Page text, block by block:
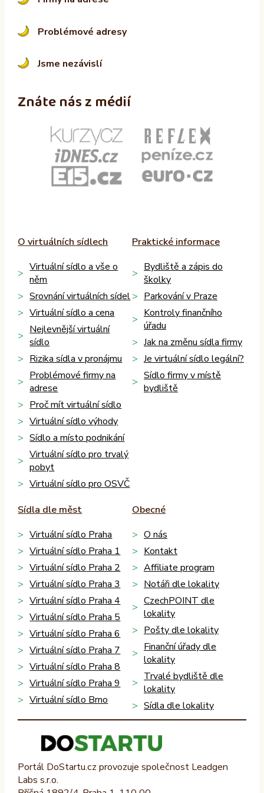
Problémové adresy
Jsme nezávislí
Znáte nás z médií
O virtuálních sídlech
Virtuální sídlo a vše o
něm
Srovnání virtuálních sídel
Virtuální sídlo a cena
Nejlevnější virtuální
sídlo
Rizika sídla v pronájmu
Problémové firmy na
adrese
Proč mít virtuální sídlo
Virtuální sídlo výhody
Sídlo a místo podnikání
Virtuální sídlo pro trvalý
pobyt
Virtuální sídlo pro OSVČ
Praktické informace
Bydliště a zápis do
školky
Parkování v Praze
Kontroly finančního
úřadu
Jak na změnu sídla firmy
Je virtuální sídlo legální?
Sídlo firmy v místě
bydliště
Sídla dle měst
Virtuální sídlo Praha
Virtuální sídlo Praha 1
Virtuální sídlo Praha 2
Virtuální sídlo Praha 3
Virtuální sídlo Praha 4
Virtuální sídlo Praha 5
Virtuální sídlo Praha 6
Virtuální sídlo Praha 7
Virtuální sídlo Praha 8
Virtuální sídlo Praha 9
Virtuální sídlo Brno
Obecné
O nás
Kontakt
Affiliate program
Notáři dle lokality
CzechPOINT dle
lokality
Pošty dle lokality
Finanční úřady dle
lokality
Trvalé bydliště dle
lokality
Sídla dle lokality
Portál DoStartu.cz provozuje společnost Leadgen
Labs s.r.o.